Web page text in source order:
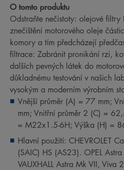
O tomto produktu
Odstraňte nečistoty: olejové filtry
znečištění motorového oleje
komory a tím předcházejí
filtrace: Zabránit pronikání rzi,
dalších pevných látek do
důkladnému testování v našich
vysokým a moderním výrobním
Vnější průměr (A) = 77 mm;
mm; Vnitřní průměr 2 (C) =
= M22x1.5-6H; Výška (H) =
Hlavní použití: CHEVROLET
(SAIC) HS (AS23). OPEL
VAUXHALL Astra Mk VII, Viva